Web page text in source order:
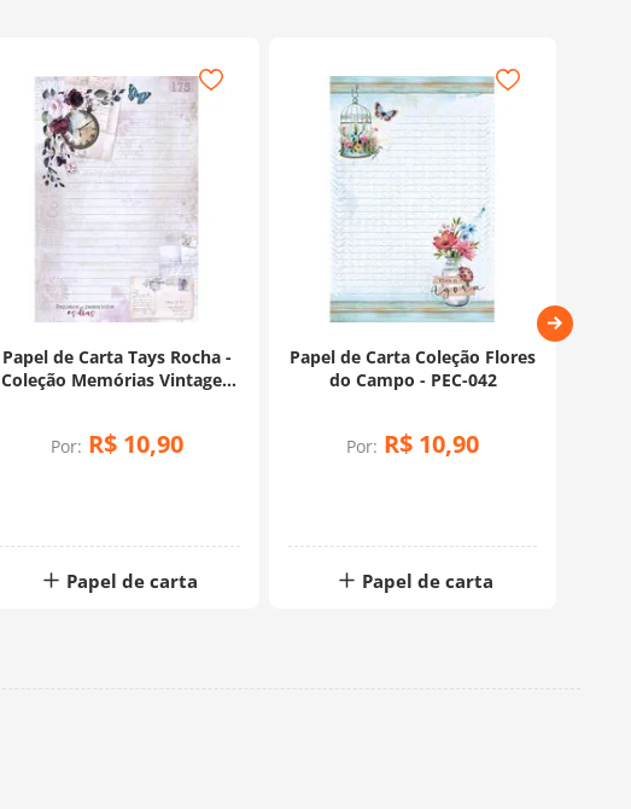
Papel de Carta Tays Rocha -
Coleção Memórias Vintage -
Por: R$ 10,90
Papel de carta
Papel de Carta Coleção Flores
do Campo - PEC-042
Por: R$ 10,90
Papel de carta